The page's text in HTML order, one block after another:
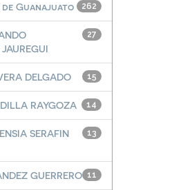
262
Guanajuato
27
15
DELGADO
14
RAYGOZA
13
SERAFIN
11
GUERRERO